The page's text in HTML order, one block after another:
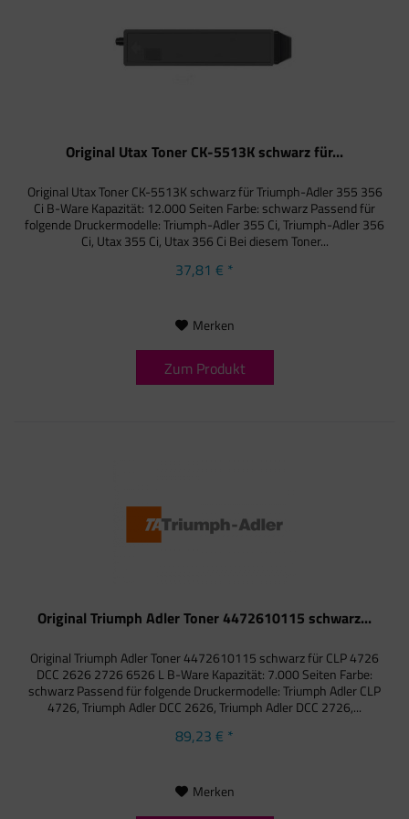
Original Utax Toner CK-5513K schwarz für...
Original Utax Toner CK-5513K schwarz für Triumph-Adler 355 356
Ci B-Ware Kapazität: 12.000 Seiten Farbe: schwarz Passend für
folgende Druckermodelle: Triumph-Adler 355 Ci, Triumph-Adler 356
Ci, Utax 355 Ci, Utax 356 Ci Bei diesem Toner...
37,81 € *
Merken
Zum Produkt
Original Triumph Adler Toner 4472610115 schwarz...
Original Triumph Adler Toner 4472610115 schwarz für CLP 4726
DCC 2626 2726 6526 L B-Ware Kapazität: 7.000 Seiten Farbe:
schwarz Passend für folgende Druckermodelle: Triumph Adler CLP
4726, Triumph Adler DCC 2626, Triumph Adler DCC 2726,...
89,23 € *
Merken